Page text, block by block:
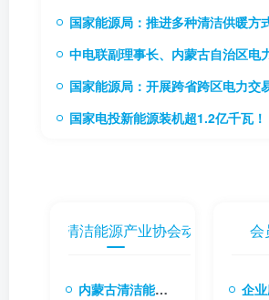
国家能源局：推进多种清洁供暖方式，坚决
中电联副理事长、内蒙古自治区电力行业协会理事长贾
国家能源局：开展跨省跨区电力交易与市场秩
国家电投新能源装机超1.2亿千瓦！
内蒙古清洁能源产业协会动态
内蒙古清洁能源产业协会会长张楠：融合国际经验与本土创新 共筑清洁能源转型新生态
会
企业应